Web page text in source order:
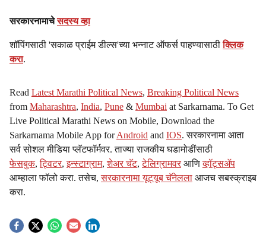
सरकारनामाचेसदस्य व्हा
शॉपिंगसाठी 'सकाळ प्राईम डील्स'च्या भन्नाट ऑफर्स पाहण्यासाठीक्लिक
करा.
Read Latest Marathi Political News, Breaking Political News
from Maharashtra, India, Pune & Mumbai at Sarkarnama. To Get
Live Political Marathi News on Mobile, Download the
Sarkarnama Mobile App forAndroid and IOS. सरकारनामा आता
सर्व सोशल मीडिया प्लॅटफॉर्मवर. ताज्या राजकीय घडामोडींसाठी
फेसबुक,ट्विटर,इन्स्टाग्राम,शेअर चॅट,टेलिग्रामवर आणिव्हॉट्सॲप
आम्हाला फॉलो करा. तसेच,सरकारनामा यूट्यूब चॅनेलला आजच सबस्क्राइब
करा.